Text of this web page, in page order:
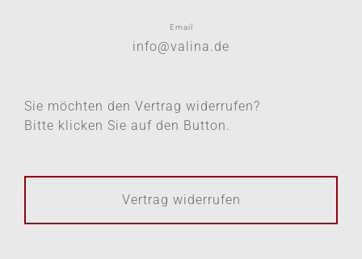
Email
info@valina.de
Sie möchten den Vertrag widerrufen?
Bitte klicken Sie auf den Button.
Vertrag widerrufen